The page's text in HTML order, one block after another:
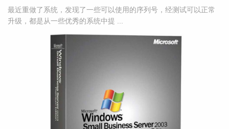
最近重做了系统，发现了一些可以使用的序列号，经测试可以正常
升级，都是从一些优秀的系统中提 ...